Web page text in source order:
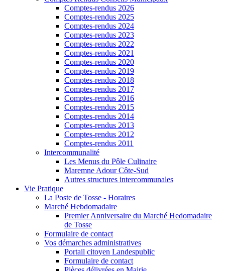
Comptes-rendus 2026
Comptes-rendus 2025
Comptes-rendus 2024
Comptes-rendus 2023
Comptes-rendus 2022
Comptes-rendus 2021
Comptes-rendus 2020
Comptes-rendus 2019
Comptes-rendus 2018
Comptes-rendus 2017
Comptes-rendus 2016
Comptes-rendus 2015
Comptes-rendus 2014
Comptes-rendus 2013
Comptes-rendus 2012
Comptes-rendus 2011
Intercommunalité
Les Menus du Pôle Culinaire
Maremne Adour Côte-Sud
Autres structures intercommunales
Vie Pratique
La Poste de Tosse - Horaires
Marché Hebdomadaire
Premier Anniversaire du Marché Hedomadaire
de Tosse
Formulaire de contact
Vos démarches administratives
Portail citoyen Landespublic
Formulaire de contact